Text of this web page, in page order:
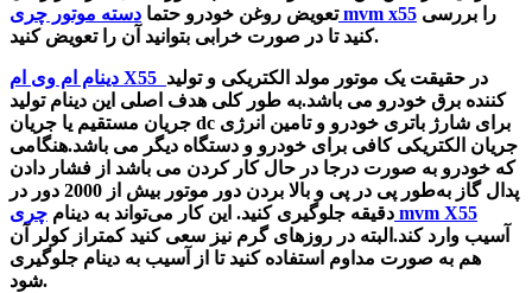
تعویض روغن خودرو حتمادسته موتور چری mvm x55
کنید تا در صورت خرابی بتوانید آن را تعویض کنید.
دینام ام وی ام X55 در حقیقت یک موتور مولد الکتریکی و تولید
کننده برق خودرو می باشد.به طور کلی هدف اصلی این دینام تولید
dc
جریان الکتریکی کافی برای خودرو و دستگاه دیگر می باشد.هنگامی
که خودرو به‌ صورت درجا در حال کار کردن می باشد از فشار دادن
پدال گاز به‌طور پی در پی و بالا بردن دور موتور بیش از 2000 دور در
دقیقه جلوگیری کنید. این کار می‌تواند به دینام چری mvm X55
آسیب وارد کند.البته در روزهای گرم نیز سعی کنید کمتراز کولر آن
هم به صورت مداوم استفاده کنید تا از آسیب به دینام جلوگیری
شود.